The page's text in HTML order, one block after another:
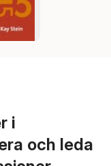
i
och leda